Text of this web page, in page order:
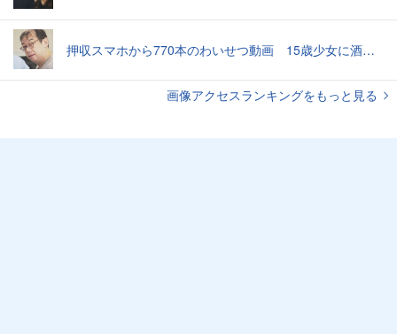
押収スマホから770本のわいせつ動画 15歳少女に酒と薬飲ませ性的暴行か 54歳男を再逮捕 「薬もありますよ」とSNSで誘い出し
画像アクセスランキングをもっと見る